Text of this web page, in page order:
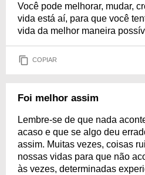
Você pode melhorar, mudar,
vida está aí, para que você
vida da melhor maneira
COPIAR
Foi melhor assim
Lembre-se de que nada
acaso e que se algo deu
assim. Muitas vezes, coisas
nossas vidas para que não
às vezes, determinadas